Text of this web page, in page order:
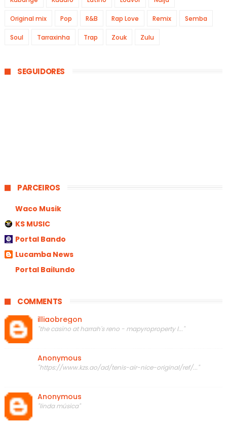
Original mix Pop R&B Rap Love Remix Semba
Soul Tarraxinha Trap Zouk Zulu
SEGUIDORES
PARCEIROS
Waco Musik
KS MUSIC
Portal Bando
Lucamba News
Portal Bailundo
COMMENTS
illiaobregon
"the casino at harrah's reno - mapyroproperty l..."
Anonymous
"https://www.kzs.ao/ad/tenis-air-nice-original/ref/..."
Anonymous
"linda música"